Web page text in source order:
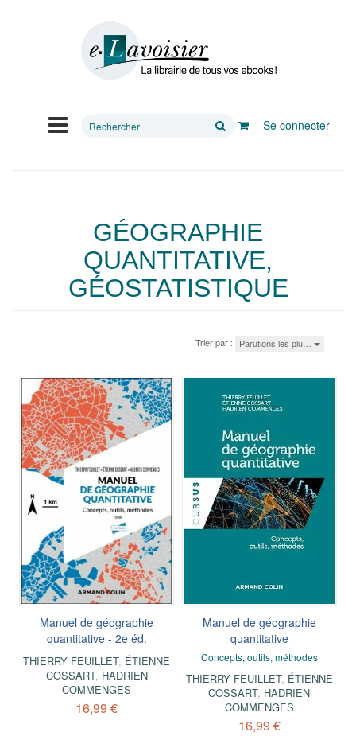
Rechercher
Se connecter
GÉOGRAPHIE
QUANTITATIVE,
GÉOSTATISTIQUE
Trier par : Parutions les plu…
Manuel de géographie
quantitative - 2e éd.
THIERRY FEUILLET, ÉTIENNE
COSSART, HADRIEN
COMMENGES
16,99 €
Manuel de géographie
quantitative
Concepts, outils, méthodes
THIERRY FEUILLET, ÉTIENNE
COSSART, HADRIEN
COMMENGES
16,99 €